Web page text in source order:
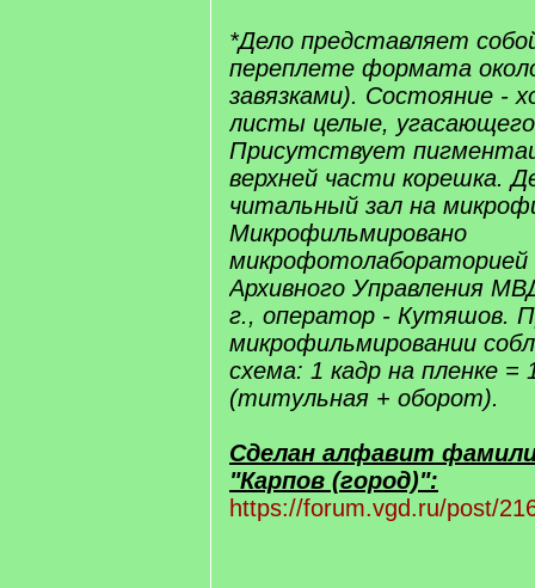
*Дело представляет
переплете формата
завязками). Состояние -
листы целые,
Присутствует
верхней части корешка.
читальный зал на
Микрофильмировано
микрофотолабораторией
Архивного Управления
г., оператор - Кутяшов.
микрофильмировании
схема: 1 кадр на пленке =
(титульная + оборот).
Сделан алфавит
"Карпов (город)":
https://forum.vgd.ru/post/